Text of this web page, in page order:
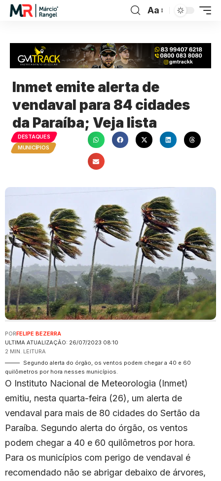
Aa
Inmet emite alerta de
vendaval para 84 cidades
da Paraíba; Veja lista
DESTAQUES
MUNICÍPIOS
ULTIMA ATUALIZAÇÃO: 26/07/2023 08:10
PORFELIPE BEZERRA
2 MIN. LEITURA
Segundo alerta do órgão, os ventos podem chegar a 40 e 60
quilômetros por hora nesses municípios.
O Instituto Nacional de Meteorologia (Inmet)
emitiu, nesta quarta-feira (26), um alerta de
vendaval para mais de 80 cidades do Sertão da
Paraíba. Segundo alerta do órgão, os ventos
podem chegar a 40 e 60 quilômetros por hora.
Para os municípios com perigo de vendaval é
recomendado não se abrigar debaixo de árvores,